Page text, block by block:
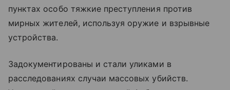
пунктах особо тяжкие преступления против
мирных жителей, используя оружие и взрывные
устройства.
Задокументированы и стали уликами в
расследованиях случаи массовых убийств.